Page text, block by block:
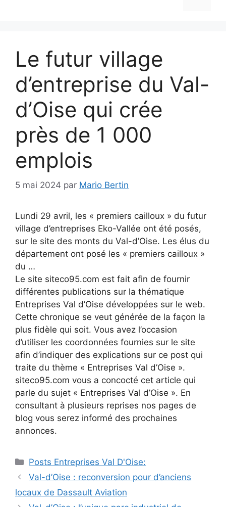
Le futur village
d’entreprise du Val-
d’Oise qui crée
près de 1 000
emplois
5 mai 2024 par Mario Bertin
Lundi 29 avril, les « premiers cailloux » du futur
village d’entreprises Eko-Vallée ont été posés,
sur le site des monts du Val-d’Oise. Les élus du
département ont posé les « premiers cailloux »
du …
Le site siteco95.com est fait afin de fournir
différentes publications sur la thématique
Entreprises Val d’Oise développées sur le web.
Cette chronique se veut générée de la façon la
plus fidèle qui soit. Vous avez l’occasion
d’utiliser les coordonnées fournies sur le site
afin d’indiquer des explications sur ce post qui
traite du thème « Entreprises Val d’Oise ».
siteco95.com vous a concocté cet article qui
parle du sujet « Entreprises Val d’Oise ». En
consultant à plusieurs reprises nos pages de
blog vous serez informé des prochaines
annonces.
Catégories
Posts Entreprises Val D'Oise:
Navigation
des
Val-d’Oise : reconversion pour d’anciens
locaux de Dassault Aviation